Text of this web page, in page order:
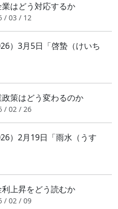
はどう対応するか
/ 03 / 12
）3月5日「啓蟄（けいち
策はどう変わるのか
/ 02 / 26
）2月19日「雨水（うす
利上昇をどう読むか
/ 02 / 09